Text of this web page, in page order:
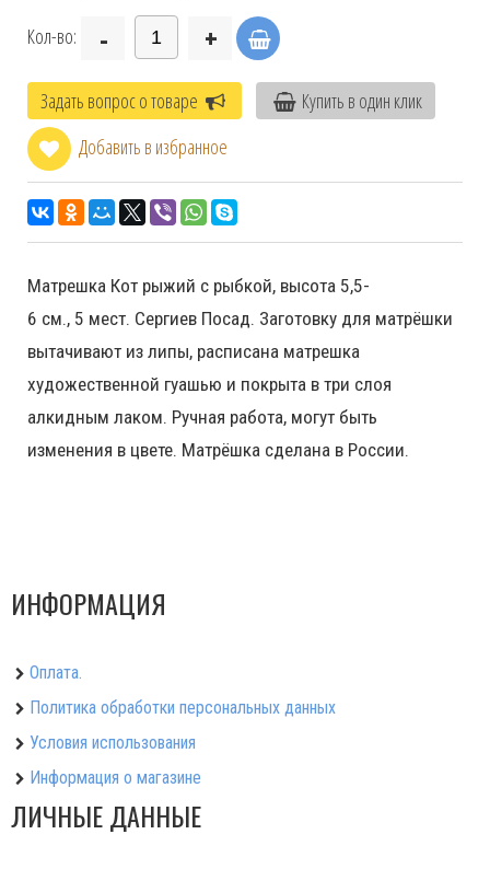
Кол-во: - +
Задать вопрос о товаре
Купить в один клик
Добавить в избранное
Матрешка Кот рыжий с рыбкой, высота 5,5-
6 см., 5 мест. Сергиев Посад. Заготовку для матрёшки
вытачивают из липы, расписана матрешка
художественной гуашью и покрыта в три слоя
алкидным лаком. Ручная работа, могут быть
изменения в цвете. Матрёшка сделана в России.
ИНФОРМАЦИЯ
Оплата.
Политика обработки персональных данных
Условия использования
Информация о магазине
ЛИЧНЫЕ ДАННЫЕ